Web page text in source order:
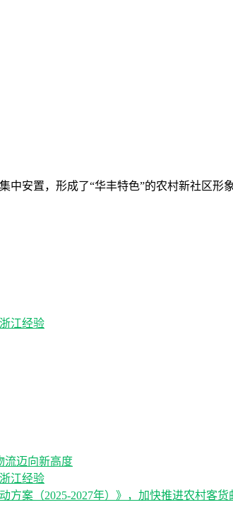
安置，形成了“华丰特色”的农村新社区
江经验
流迈向新高度
江经验
案（2025-2027年）》，加快推进农村客货